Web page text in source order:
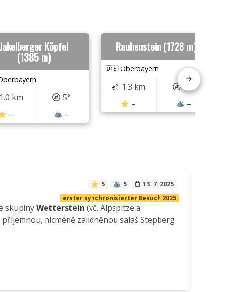
Jakelberger Köpfel
(1385 m)
1.0 km
5°
–
–
Rauhenstein (1728 m)
🇩🇪 Oberbayern
1.3 km
70°
–
–
5 5
13. 7. 2025
erster synchronisierter Besuch 2025
skupinyWetterstein (vč. Alpspitze a
nicméně zalidněnou salaš Stepberg